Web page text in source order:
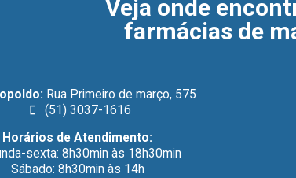
Veja onde
farmácias de
Rua Primeiro de março, 575
(51) 3037-1616
Horários de Atendimento:
sexta: 8h30min às 18h30min
Sábado: 8h30min às 14h